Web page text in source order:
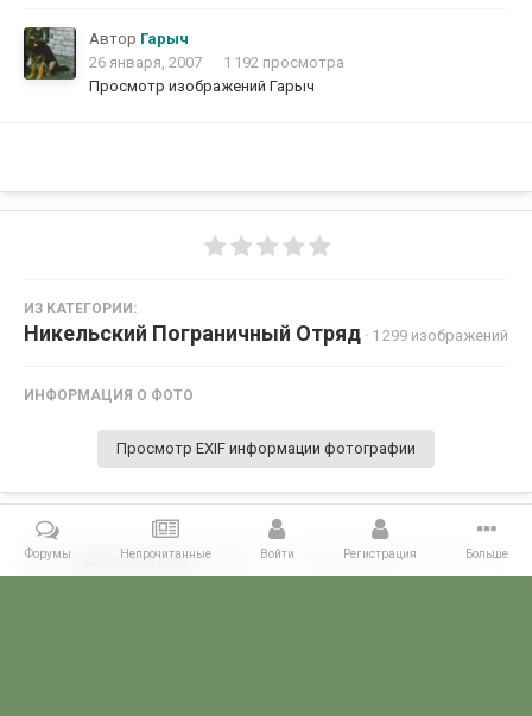
Автор Гарыч
26 января, 2007
1 192 просмотра
Просмотр изображений Гарыч
ИЗ КАТЕГОРИИ:
Никельский Пограничный Отряд · 1 299 изображений
ИНФОРМАЦИЯ О ФОТО
Просмотр EXIF информации фотографии
Поделиться Подписчики 0
Форумы Непрочитанные Войти Регистрация Больше